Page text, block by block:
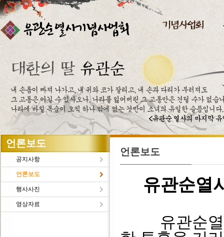
주메뉴바로가기
본문바로가기
언론보도
공지사항
언론보도
행사사진
영상자료
언론보도
유관순열
유관순열사